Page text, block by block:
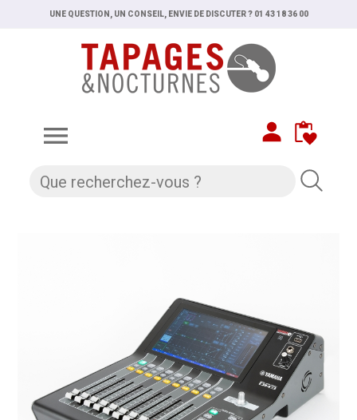
UNE QUESTION, UN CONSEIL, ENVIE DE DISCUTER ? 01 43 18 36 00
